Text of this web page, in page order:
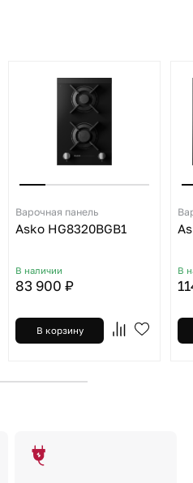
Варочная панель
Asko HG8320BGB1
В наличии
83 900 ₽
В корзину
В